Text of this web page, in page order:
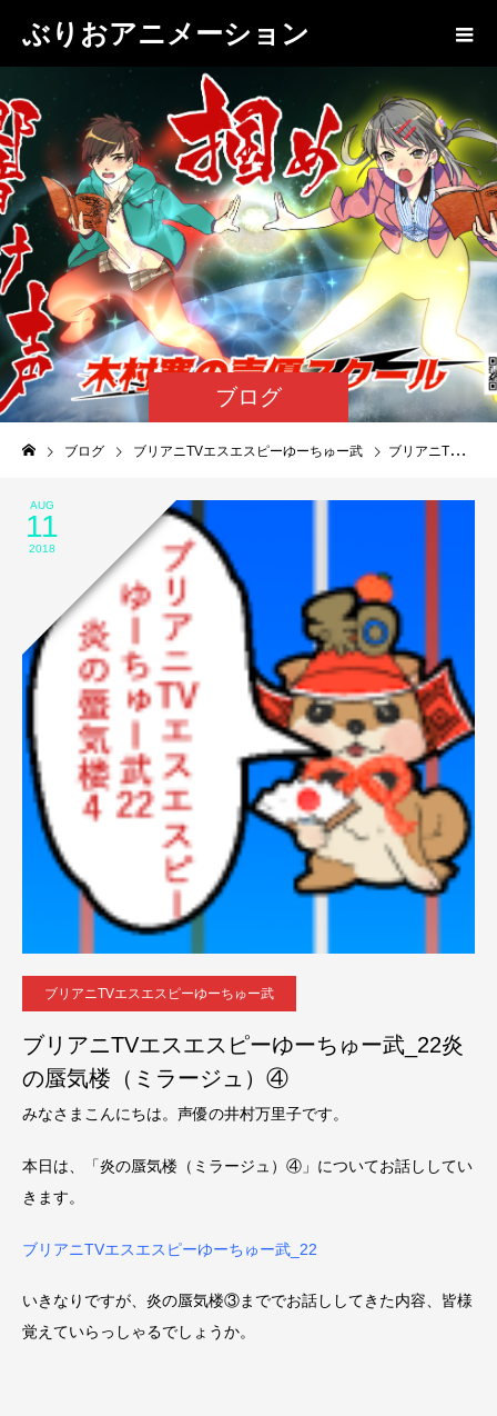
ぶりおアニメーション
ブログ
ブログ ブリアニTVエスエスピーゆーちゅー武 ブリアニTVエスエスピーゆーちゅー武_22炎の蜃気楼（ミラージュ）④
AUG
11
2018
ブリアニTVエスエスピーゆーちゅー武
ブリアニTVエスエスピーゆーちゅー武_22炎
の蜃気楼（ミラージュ）④
みなさまこんにちは。声優の井村万里子です。
本日は、「炎の蜃気楼（ミラージュ）④」についてお話ししてい
きます。
ブリアニTVエスエスピーゆーちゅー武_22
いきなりですが、炎の蜃気楼③まででお話ししてきた内容、皆様
覚えていらっしゃるでしょうか。